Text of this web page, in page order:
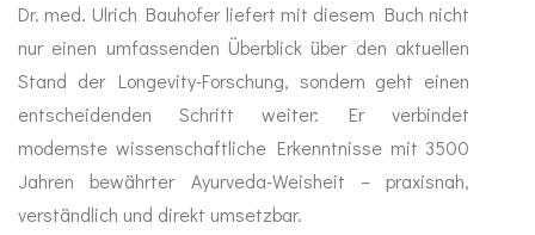
Dr. med. Ulrich Bauhofer liefert mit diesem Buch nicht
nur einen umfassenden Überblick über den aktuellen
Stand der Longevity-Forschung, sondern geht einen
entscheidenden Schritt weiter: Er verbindet
modernste wissenschaftliche Erkenntnisse mit 3500
Jahren bewährter Ayurveda-Weisheit – praxisnah,
verständlich und direkt umsetzbar.
Ghee & Öle
Tees
Duft
Mundhygiene